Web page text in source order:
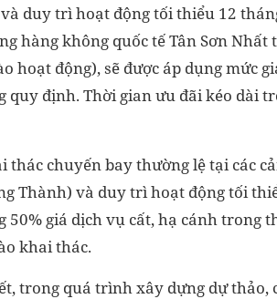
duy trì hoạt động tối thiểu 12
hàng không quốc tế Tân Sơn
hoạt động), sẽ được áp dụng mức
quy định. Thời gian ưu đãi kéo dài
chuyến bay thường lệ tại các
Thành) và duy trì hoạt động tối
50% giá dịch vụ cất, hạ cánh trong
khai thác.
trong quá trình xây dựng dự thảo,